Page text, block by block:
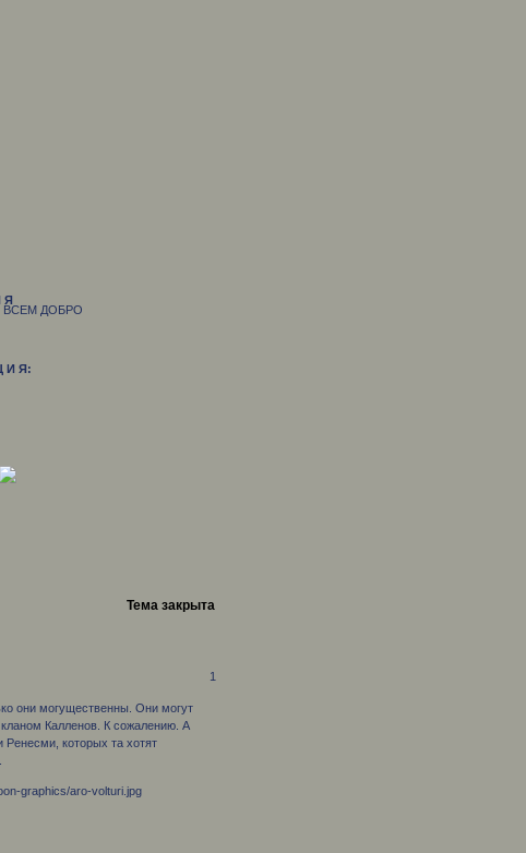
Я
ВСЕМ ДОБРО
И Я:
Тема закрыта
1
они могущественны. Они могут
Калленов. К сожалению. А
которых та хотят